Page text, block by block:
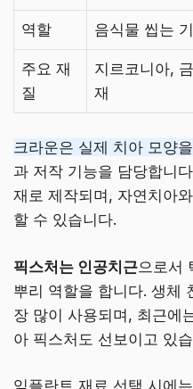
역할 음식물 씹는
주요 재
질
지르코니아,
재
크라운은 실제 치아 모양
과 저작 기능을 담당합니
재로 제작되며, 자연치아
할 수 있습니다.
픽스처는 인공치근으로서
뿌리 역할을 합니다. 생체
장 많이 사용되며, 최근에
아 픽스처도 선보이고 있